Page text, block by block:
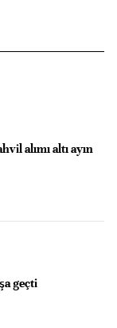
alımı altı ayın
geçti